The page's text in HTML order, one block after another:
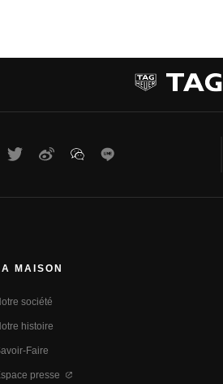
Twitter WeiboWeChatLine
MAISON
société
histoire
Faire
presse